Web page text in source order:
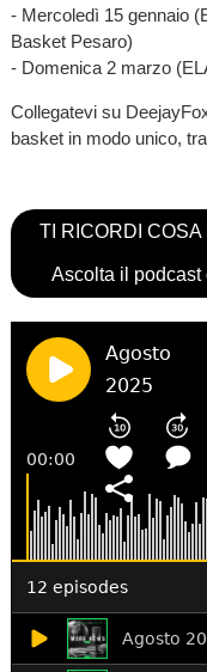
- Mercoledì 15 gennaio
Basket Pesaro)
- Domenica 2 marzo
Collegatevi su
basket in modo unico,
TI RICORDI COSA
Ascolta il podcast